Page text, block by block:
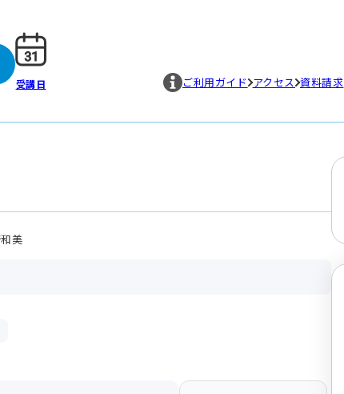
受講日 ご利用ガイド アクセス 資料請求
美